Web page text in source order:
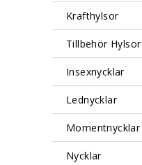
Krafthylsor
Tillbehör Hylsor
Insexnycklar
Lednycklar
Momentnycklar
Nycklar